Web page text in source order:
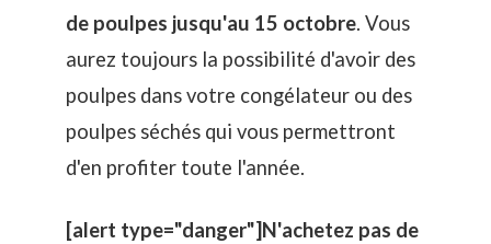
de poulpes jusqu'au 15 octobre. Vous
aurez toujours la possibilité d'avoir des
poulpes dans votre congélateur ou des
poulpes séchés qui vous permettront
d'en profiter toute l'année.
[alert type="danger"]N'achetez pas de